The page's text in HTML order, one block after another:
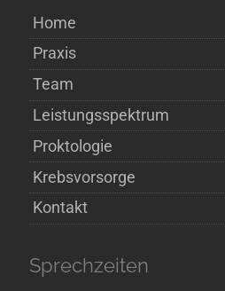
Home
Praxis
Team
Leistungsspektrum
Proktologie
Krebsvorsorge
Kontakt
Sprechzeiten